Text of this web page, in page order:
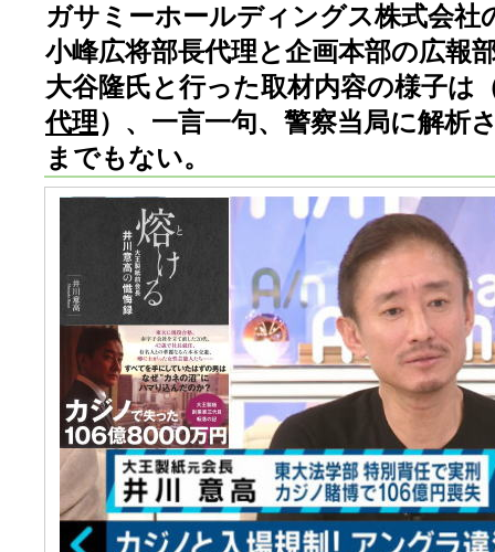
ガサミーホールディングス株式会社
小峰広将部長代理と企画本部の広報
大谷隆氏と行った取材内容の様子は
代理）、一言一句、警察当局に解析
までもない。